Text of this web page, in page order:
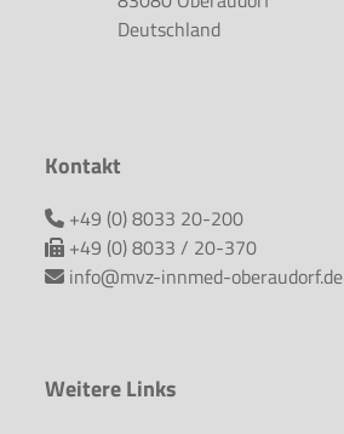
Deutschland
Kontakt
+49 (0) 8033 20-200
+49 (0) 8033 / 20-370
info@mvz-innmed-oberaudorf.de
Weitere Links